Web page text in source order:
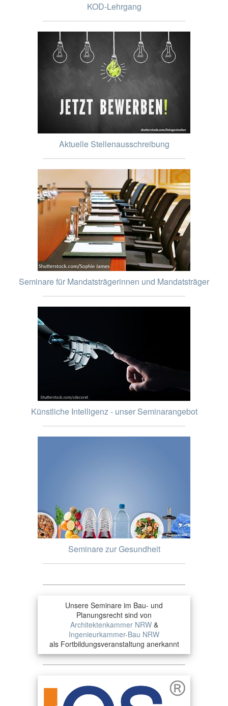
KOD-Lehrgang
Aktuelle Stellenausschreibung
Seminare für Mandatsträgerinnen und Mandatsträger
Künstliche Intelligenz - unser Seminarangebot
Seminare zur Gesundheit
Unsere Seminare im Bau- und
Planungsrecht sind von
Architektenkammer NRW&
Ingenieurkammer-Bau NRW
als Fortbildungsveranstaltung anerkannt